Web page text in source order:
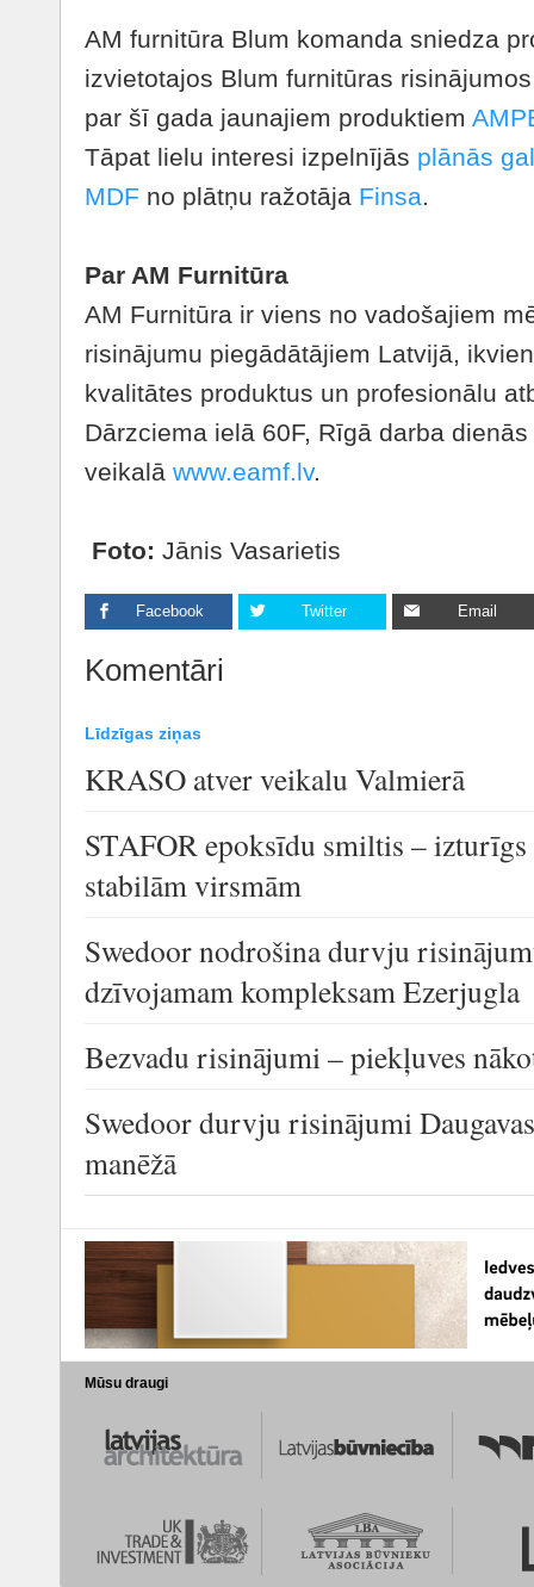
AM furnitūra Blum komanda sniedza
izvietotajos Blum furnitūras
par šī gada jaunajiem produktiem
Tāpat lielu interesi izpelnījās plānās
MDF no plātņu ražotāja Finsa.
Par AM Furnitūra
AM Furnitūra ir viens no vadošajiem
risinājumu piegādātājiem Latvijā,
kvalitātes produktus un profesionālu
Dārzciema ielā 60F, Rīgā darba
veikalā www.eamf.lv.
Foto: Jānis Vasarietis
Facebook Twitter Email
Komentāri
Līdzīgas ziņas
KRASO atver veikalu Valmierā
STAFOR epoksīdu smiltis –
stabilām virsmām
Swedoor nodrošina durvju
dzīvojamam kompleksam Ezerjugla
Bezvadu risinājumi – piekļuves
Swedoor durvju risinājumi
manēžā
Mūsu draugi